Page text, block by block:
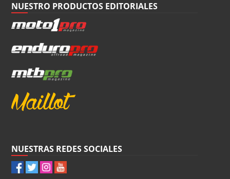
NUESTRO PRODUCTOS EDITORIALES
NUESTRAS REDES SOCIALES